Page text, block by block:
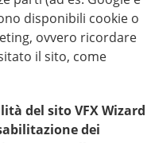
disponibili cookie o
ovvero ricordare
il sito, come
del sito VFX Wizard
dei